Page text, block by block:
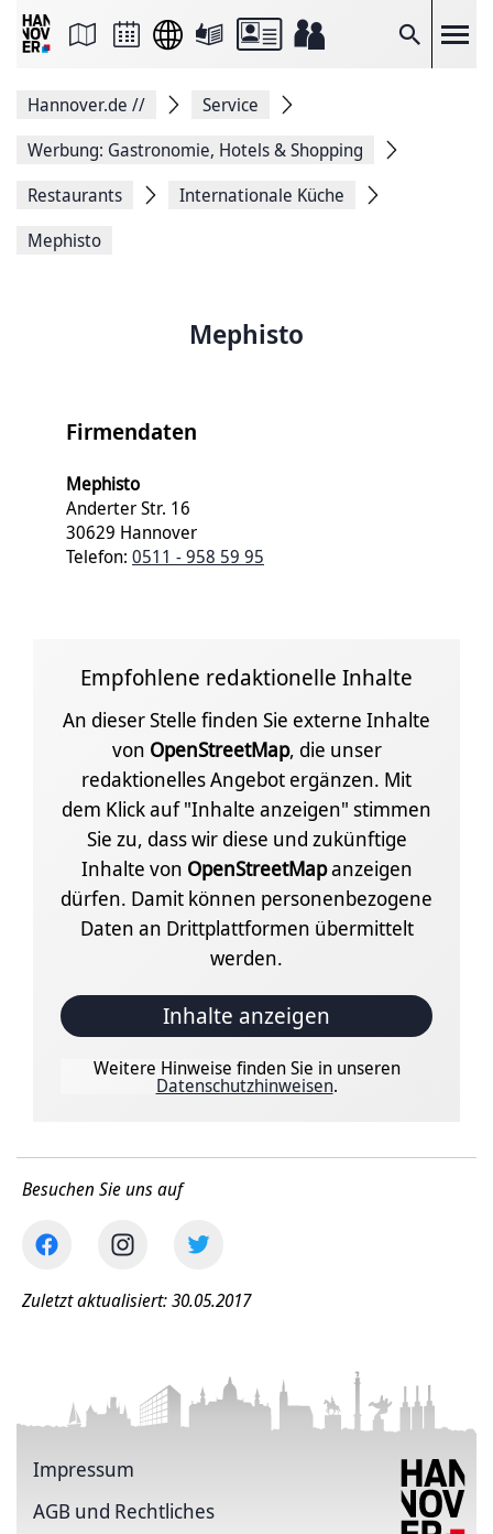
Suche
Seite
Facebook
teilen
Seitenlink
Seite
Hannover.de //
Service
Werbung: Gastronomie, Hotels & Shopping
Restaurants
Internationale Küche
Mephisto
Mephisto
Firmendaten
Mephisto
Anderter Str. 16
30629 Hannover
Telefon: 0511 - 958 59 95
Empfohlene redaktionelle Inhalte
An dieser Stelle finden Sie externe Inhalte
von OpenStreetMap, die unser
redaktionelles Angebot ergänzen. Mit
dem Klick auf "Inhalte anzeigen" stimmen
Sie zu, dass wir diese und zukünftige
Inhalte von OpenStreetMapanzeigen
dürfen. Damit können personenbezogene
Daten an Drittplattformen übermittelt
werden.
Inhalte anzeigen
Weitere Hinweise finden Sie in unseren
Datenschutzhinweisen.
Besuchen Sie uns auf
Zuletzt aktualisiert: 30.05.2017
Impressum
AGB und Rechtliches